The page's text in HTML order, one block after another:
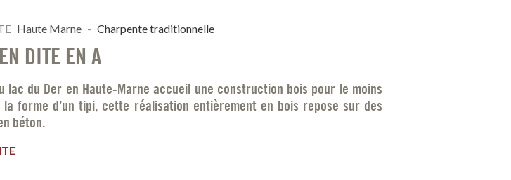
Haute Marne - Charpente traditionnelle
DITE EN A
lac du Der en Haute-Marne accueil une construction bois pour le moins
la forme d’un tipi, cette réalisation entièrement en bois repose sur des
béton.